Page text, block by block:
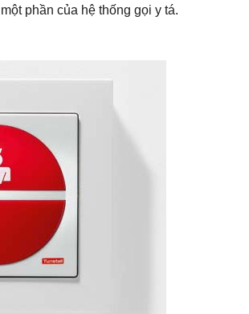
phần của hệ thống gọi y tá.